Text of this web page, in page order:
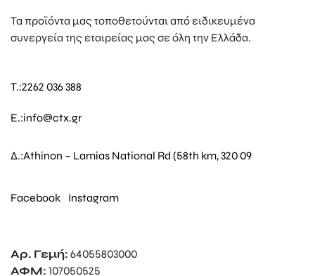
Τα προϊόντα μας τοποθετούνται από ειδικευμένα
συνεργεία της εταιρείας μας σε όλη την Ελλάδα.
T.:2262 036 388
E.:info@ctx.gr
Δ.:Athinon – Lamias National Rd (58th km, 320 09
Facebook Instagram
Αρ. Γεμή: 64055803000
ΑΦΜ: 107050525